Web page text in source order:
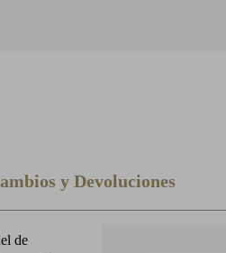
y Devoluciones
de